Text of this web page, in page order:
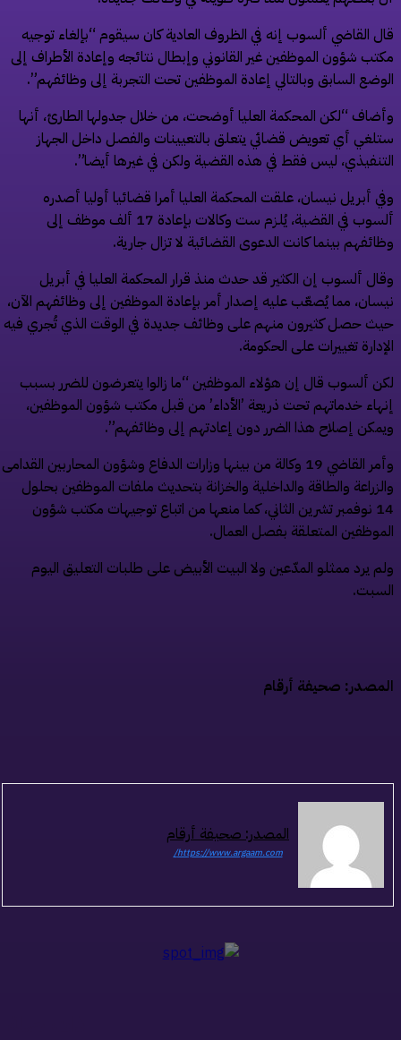
القاضي ألسوب إنه في الظروف العادية كان سيقوم “بإلغاء توجيه
شؤون الموظفين غير القانوني وإبطال نتائجه وإعادة الأطراف إلى
السابق وبالتالي إعادة الموظفين تحت التجربة إلى وظائفهم”.
“لكن المحكمة العليا أوضحت، من خلال جدولها الطارئ، أنها
أي تعويض قضائي يتعلق بالتعيينات والفصل داخل الجهاز
ليس فقط في هذه القضية ولكن في غيرها أيضا”.
أبريل نيسان، علقت المحكمة العليا أمرا قضائيا أوليا أصدره
ألسوب في القضية، يُلزم ست وكالات بإعادة 17 ألف موظف إلى
بينما كانت الدعوى القضائية لا تزال جارية.
ألسوب إن الكثير قد حدث منذ قرار المحكمة العليا في أبريل
مما يُصعّب عليه إصدار أمر بإعادة الموظفين إلى وظائفهم الآن،
حصل كثيرون منهم على وظائف جديدة في الوقت الذي تُجري فيه
تغييرات على الحكومة.
ألسوب قال إن هؤلاء الموظفين “ما زالوا يتعرضون للضرر بسبب
خدماتهم تحت ذريعة ’الأداء’ من قبل مكتب شؤون الموظفين،
إصلاح هذا الضرر دون إعادتهم إلى وظائفهم”.
وأمر القاضي 19 وكالة من بينها وزارات الدفاع وشؤون المحاربين القدامى
والطاقة والداخلية والخزانة بتحديث ملفات الموظفين بحلول
14 نوفمبر تشرين الثاني، كما منعها من اتباع توجيهات مكتب شؤون
المتعلقة بفصل العمال.
يرد ممثلو المدّعين ولا البيت الأبيض على طلبات التعليق اليوم
صحيفة أرقام
المصدر: صحيفة أرقام
https://www.argaam.com/